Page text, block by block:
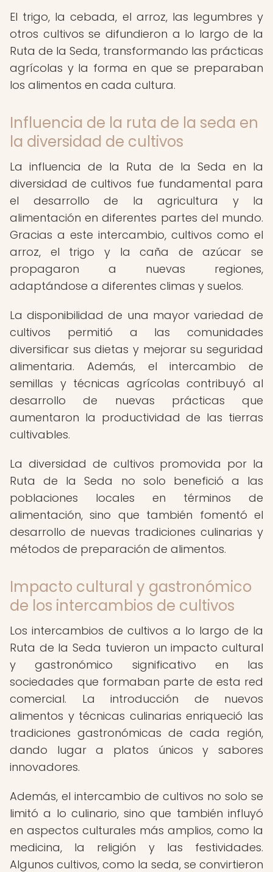
El trigo, la cebada, el arroz, las legumbres y
otros cultivos se difundieron a lo largo de la
Ruta de la Seda, transformando las prácticas
agrícolas y la forma en que se preparaban
los alimentos en cada cultura.
Influencia de la ruta de la seda en
la diversidad de cultivos
La influencia de la Ruta de la Seda en la
diversidad de cultivos fue fundamental para
el desarrollo de la agricultura y la
alimentación en diferentes partes del mundo.
Gracias a este intercambio, cultivos como el
arroz, el trigo y la caña de azúcar se
propagaron a nuevas regiones,
adaptándose a diferentes climas y suelos.
La disponibilidad de una mayor variedad de
cultivos permitió a las comunidades
diversificar sus dietas y mejorar su seguridad
alimentaria. Además, el intercambio de
semillas y técnicas agrícolas contribuyó al
desarrollo de nuevas prácticas que
aumentaron la productividad de las tierras
cultivables.
La diversidad de cultivos promovida por la
Ruta de la Seda no solo benefició a las
poblaciones locales en términos de
alimentación, sino que también fomentó el
desarrollo de nuevas tradiciones culinarias y
métodos de preparación de alimentos.
Impacto cultural y gastronómico
de los intercambios de cultivos
Los intercambios de cultivos a lo largo de la
Ruta de la Seda tuvieron un impacto cultural
y gastronómico significativo en las
sociedades que formaban parte de esta red
comercial. La introducción de nuevos
alimentos y técnicas culinarias enriqueció las
tradiciones gastronómicas de cada región,
dando lugar a platos únicos y sabores
innovadores.
Además, el intercambio de cultivos no solo se
limitó a lo culinario, sino que también influyó
en aspectos culturales más amplios, como la
medicina, la religión y las festividades.
Algunos cultivos, como la seda, se convirtieron